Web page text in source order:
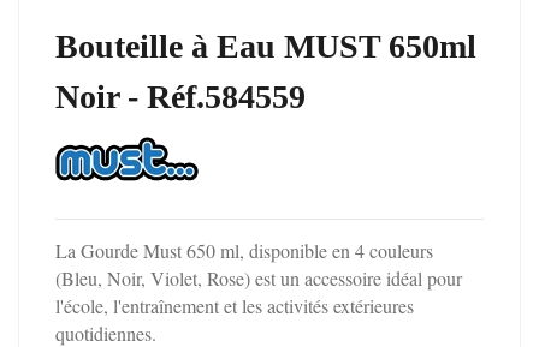
Bouteille à Eau MUST 650ml
Noir - Réf.584559
La Gourde Must 650 ml, disponible en 4 couleurs
(Bleu, Noir, Violet, Rose) est un accessoire idéal pour
l'école, l'entraînement et les activités extérieures
quotidiennes.